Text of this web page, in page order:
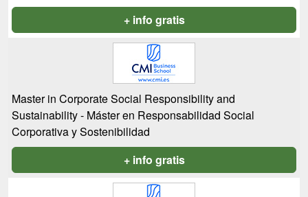
+ info gratis
Master in Corporate Social Responsibility and
Sustainability - Máster en Responsabilidad Social
Corporativa y Sostenibilidad
+ info gratis